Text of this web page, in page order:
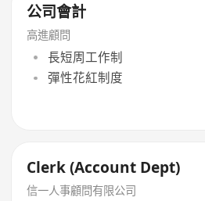
公司會計
高進顧問
長短周工作制
彈性花紅制度
Clerk (Account Dept)
信一人事顧問有限公司